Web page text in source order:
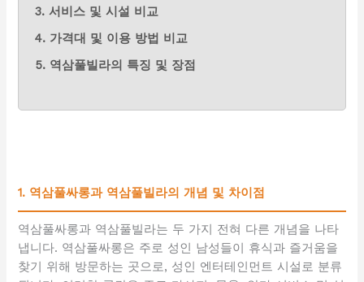
3. 서비스 및 시설 비교
4. 가격대 및 이용 방법 비교
5. 역삼풀빌라의 특징 및 장점
1. 역삼풀싸롱과 역삼풀빌라의 개념 및 차이점
역삼풀싸롱과 역삼풀빌라는 두 가지 전혀 다른 개념을 나타
냅니다. 역삼풀싸롱은 주로 성인 남성들이 휴식과 즐거움을
찾기 위해 방문하는 곳으로, 성인 엔터테인먼트 시설로 분류